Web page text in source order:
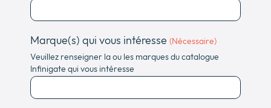
Marque(s) qui vous intéresse (Nécessaire)
Veuillez renseigner la ou les marques du catalogue
Infinigate qui vous intéresse